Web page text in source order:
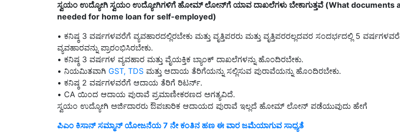
needed for home loan for self-employed)
• ಕನಿಷ್ಠ 3 ವರ್ಷಗಳವರೆಗೆ ವ್ಯವಹಾರದಲ್ಲಿರಬೇಕು ಮತ್ತು ವೃತ್ತಿಪರರು ಮತ್ತು ವೃತ್ತಿಪರರಲ್ಲದವರ ಸಂದರ್ಭದಲ್ಲಿ 5 ವರ್ಷಗಳವರೆಗೆ
ವ್ಯವಹಾರವನ್ನು ಪ್ರಾರಂಭಿಸಿರಬೇಕು.
• ಕನಿಷ್ಠ 3 ವರ್ಷಗಳ ವ್ಯವಹಾರ ಮತ್ತು ವೈಯಕ್ತಿಕ ಬ್ಯಾಂಕ್ ದಾಖಲೆಗಳನ್ನು ಹೊಂದಿರಬೇಕು.
• ನಿಯಮಿತವಾಗಿGST, TDSಮತ್ತು ಆದಾಯ ತೆರಿಗೆಯನ್ನು ಸಲ್ಲಿಸುವ ಪುರಾವೆಯನ್ನು ಹೊಂದಿರಬೇಕು.
• ಕನಿಷ್ಠ 2 ವರ್ಷಗಳವರೆಗೆ ಆದಾಯ ತೆರಿಗೆ ರಿಟರ್ನ್.
• CA ಯಿಂದ ಆದಾಯ ಪುರಾವೆ ಪ್ರಮಾಣೀಕರಣದ ಅಗತ್ಯವಿದೆ.
ಸ್ವಯಂ ಉದ್ಯೋಗಿ ಅರ್ಜಿದಾರರು ಔಪಚಾರಿಕ ಆದಾಯದ ಪುರಾವೆ ಇಲ್ಲದೆ ಹೋಮ್ ಲೋನ್ ಪಡೆಯುವುದು ಹೇಗೆ
ಪಿಎಂ ಕಿಸಾನ್ ಸಮ್ಮಾನ್ ಯೋಜನೆಯ 7 ನೇ ಕಂತಿನ ಹಣ ಈ ವಾರ ಜಮೆಯಾಗುವ ಸಾಧ್ಯತೆ
ಇದನ್ನೂ ಓದಿ: ಪಿಎಂ ಕಿಸಾನ್ ಸ್ಟೇಟಸ್ ತಿಳಿಯಲು ಇಲ್ಲಿ ಕ್ಲಿಕ್ ಮಾಡಿ